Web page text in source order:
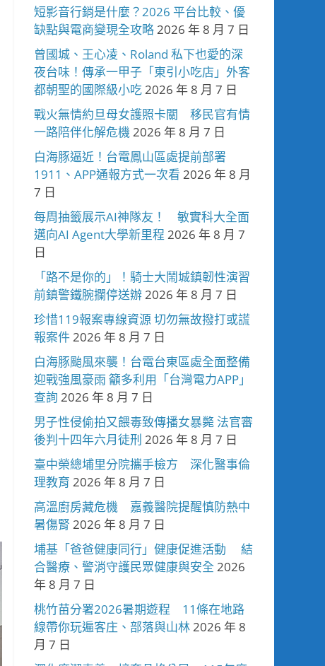
短影音行銷是什麼？2026 平台比較、優
缺點與電商變現全攻略2026 年 8 月 7 日
曾國城、王心凌、Roland 私下也愛的深
夜台味！傳承一甲子「東引小吃店」外客
都朝聖的國際級小吃2026 年 8 月 7 日
戰火無情約旦母女護照卡關 移民官有情
一路陪伴化解危機2026 年 8 月 7 日
白海豚逼近！台電鳳山區處提前部署
1911、APP通報方式一次看 2026 年 8 月
7 日
每周抽籤展示AI神隊友！ 敏實科大全面
邁向AI Agent大學新里程 2026 年 8 月 7
日
「路不是你的」！騎士大鬧城鎮韌性演習
前鎮警鐵腕攔停送辦2026 年 8 月 7 日
珍惜119報案專線資源 切勿無故撥打或謊
報案件2026 年 8 月 7 日
白海豚颱風來襲！台電台東區處全面整備
迎戰強風豪雨 籲多利用「台灣電力APP」
查詢 2026 年 8 月 7 日
男子性侵偷拍又餵毒致傳播女暴斃 法官審
後判十四年六月徒刑 2026 年 8 月 7 日
臺中榮總埔里分院攜手檢方 深化醫事倫
理教育 2026 年 8 月 7 日
高溫廚房藏危機 嘉義醫院提醒慎防熱中
暑傷腎 2026 年 8 月 7 日
埔基「爸爸健康同行」健康促進活動 結
合醫療、警消守護民眾健康與安全 2026
年 8 月 7 日
桃竹苗分署2026暑期遊程 11條在地路
線帶你玩遍客庄、部落與山林2026 年 8
月 7 日